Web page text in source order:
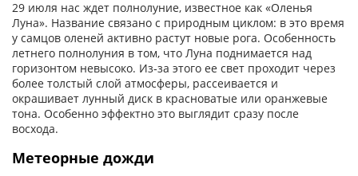
29 июля нас ждет полнолуние, известное как «Оленья
Луна». Название связано с природным циклом: в это время
у самцов оленей активно растут новые рога. Особенность
летнего полнолуния в том, что Луна поднимается над
горизонтом невысоко. Из‑за этого ее свет проходит через
более толстый слой атмосферы, рассеивается и
окрашивает лунный диск в красноватые или оранжевые
тона. Особенно эффектно это выглядит сразу после
восхода.
Метеорные дожди